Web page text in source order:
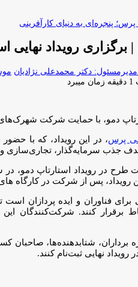
پرس؛ پنجره‌ای به دنیای کارآفرینی
| برگزاری رویداد
حمایت شرکت شهرک‌های صنعتی استان تهران و همکاری
پرس، در این رویداد، که با
جذب سرمایه‌گذار، تجاری‌سازی و
پس از شرکت در کارگاه های توانمندسازی و
برای فناوران و ایده پردازان
برقرار کنند. شرکت‌کنندگان
برداران، شتابدهنده‌ها، صاحبان
نهایی ثبت‌نام کنند.